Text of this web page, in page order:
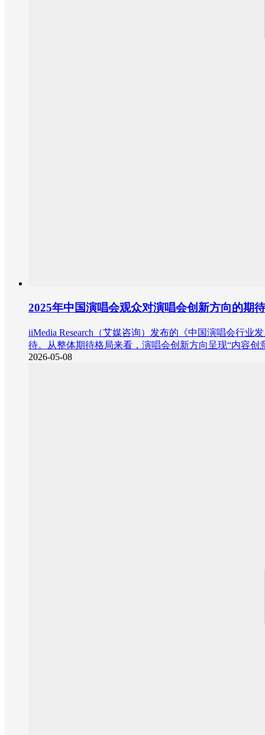
2025年中国演唱会观众对演唱会创新方向的期
iiMedia Research（艾媒咨询）发布的《中国演唱会行
待。从整体期待格局来看，演唱会创新方向呈现“内容
2026-05-08